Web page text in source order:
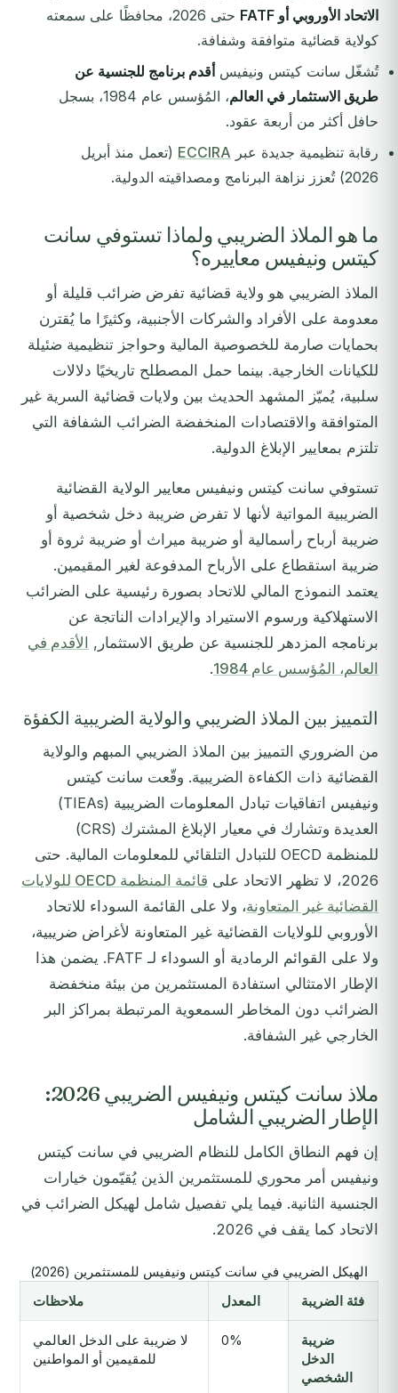
الاتحاد الأوروبي أو FATF
حتى 2026، محافظًا على سمعته
كولاية قضائية متوافقة وشفافة.
تُشغّل سانت كيتس ونيفيس أقدم برنامج للجنسية عن
طريق الاستثمار في العالم
، المُؤسس عام 1984، بسجل
حافل أكثر من أربعة عقود.
رقابة تنظيمية جديدة عبر ECCIRA (تعمل منذ أبريل
2026) تُعزز نزاهة البرنامج ومصداقيته الدولية.
ما هو الملاذ الضريبي ولماذا تستوفي سانت
كيتس ونيفيس معاييره؟
الملاذ الضريبي هو ولاية قضائية تفرض ضرائب قليلة أو
معدومة على الأفراد والشركات الأجنبية، وكثيرًا ما يُقترن
بحمايات صارمة للخصوصية المالية وحواجز تنظيمية ضئيلة
للكيانات الخارجية. بينما حمل المصطلح تاريخيًا دلالات
سلبية، يُميّز المشهد الحديث بين ولايات قضائية السرية غير
المتوافقة والاقتصادات المنخفضة الضرائب الشفافة التي
تلتزم بمعايير الإبلاغ الدولية.
تستوفي سانت كيتس ونيفيس معايير الولاية القضائية
الضريبية المواتية لأنها لا تفرض ضريبة دخل شخصية أو
ضريبة أرباح رأسمالية أو ضريبة ميراث أو ضريبة ثروة أو
ضريبة استقطاع على الأرباح المدفوعة لغير المقيمين.
يعتمد النموذج المالي للاتحاد بصورة رئيسية على الضرائب
الاستهلاكية ورسوم الاستيراد والإيرادات الناتجة عن
برنامجه المزدهر للجنسية عن طريق الاستثمار,
الأقدم في
العالم، المُؤسس عام 1984
.
التمييز بين الملاذ الضريبي والولاية الضريبية الكفؤة
من الضروري التمييز بين الملاذ الضريبي المبهم والولاية
القضائية ذات الكفاءة الضريبية. وقّعت سانت كيتس
ونيفيس اتفاقيات تبادل المعلومات الضريبية (TIEAs)
العديدة وتشارك في معيار الإبلاغ المشترك (CRS)
للمنظمة OECD للتبادل التلقائي للمعلومات المالية. حتى
2026، لا تظهر الاتحاد على
قائمة المنظمة OECD للولايات
القضائية غير المتعاونة، ولا على القائمة السوداء للاتحاد
الأوروبي للولايات القضائية غير المتعاونة لأغراض ضريبية،
ولا على القوائم الرمادية أو السوداء لـ FATF. يضمن هذا
الإطار الامتثالي استفادة المستثمرين من بيئة منخفضة
الضرائب دون المخاطر السمعوية المرتبطة بمراكز البر
الخارجي غير الشفافة.
ملاذ سانت كيتس ونيفيس الضريبي 2026:
الإطار الضريبي الشامل
إن فهم النطاق الكامل للنظام الضريبي في سانت كيتس
ونيفيس أمر محوري للمستثمرين الذين يُقيّمون خيارات
الجنسية الثانية. فيما يلي تفصيل شامل لهيكل الضرائب في
الاتحاد كما يقف في 2026.
الهيكل الضريبي في سانت كيتس ونيفيس للمستثمرين (2026)
فئة الضريبة
المعدل ملاحظات
ضريبة
الدخل
الشخصي
0%
لا ضريبة على الدخل العالمي
للمقيمين أو المواطنين